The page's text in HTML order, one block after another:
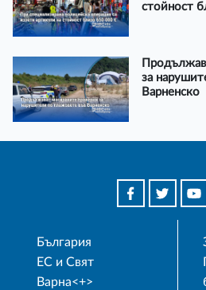
стойност
за
Варненско
България
ЕС и Свят
Варна<+>